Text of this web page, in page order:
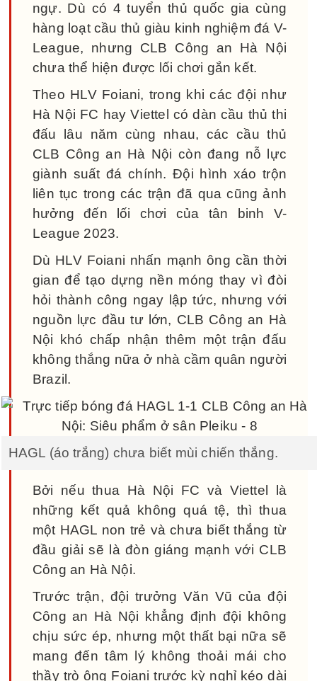
ngự. Dù có 4 tuyển thủ quốc gia cùng
hàng loạt cầu thủ giàu kinh nghiệm đá V-
League, nhưng CLB Công an Hà Nội
chưa thể hiện được lối chơi gắn kết.
Theo HLV Foiani, trong khi các đội như
Hà Nội FC hay Viettel có dàn cầu thủ thi
đấu lâu năm cùng nhau, các cầu thủ
CLB Công an Hà Nội còn đang nỗ lực
giành suất đá chính. Đội hình xáo trộn
liên tục trong các trận đã qua cũng ảnh
hưởng đến lối chơi của tân binh V-
League 2023.
Dù HLV Foiani nhấn mạnh ông cần thời
gian để tạo dựng nền móng thay vì đòi
hỏi thành công ngay lập tức, nhưng với
nguồn lực đầu tư lớn, CLB Công an Hà
Nội khó chấp nhận thêm một trận đấu
không thắng nữa ở nhà cầm quân người
Brazil.
HAGL (áo trắng) chưa biết mùi chiến thắng.
Bởi nếu thua Hà Nội FC và Viettel là
những kết quả không quá tệ, thì thua
một HAGL non trẻ và chưa biết thắng từ
đầu giải sẽ là đòn giáng mạnh với CLB
Công an Hà Nội.
Trước trận, đội trưởng Văn Vũ của đội
Công an Hà Nội khẳng định đội không
chịu sức ép, nhưng một thất bại nữa sẽ
mang đến tâm lý không thoải mái cho
thầy trò ông Foiani trước kỳ nghỉ kéo dài